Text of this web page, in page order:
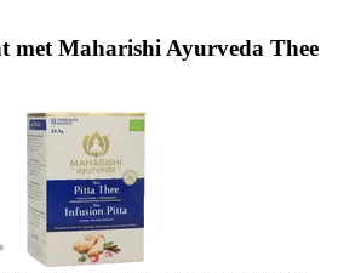
met Maharishi Ayurveda Thee